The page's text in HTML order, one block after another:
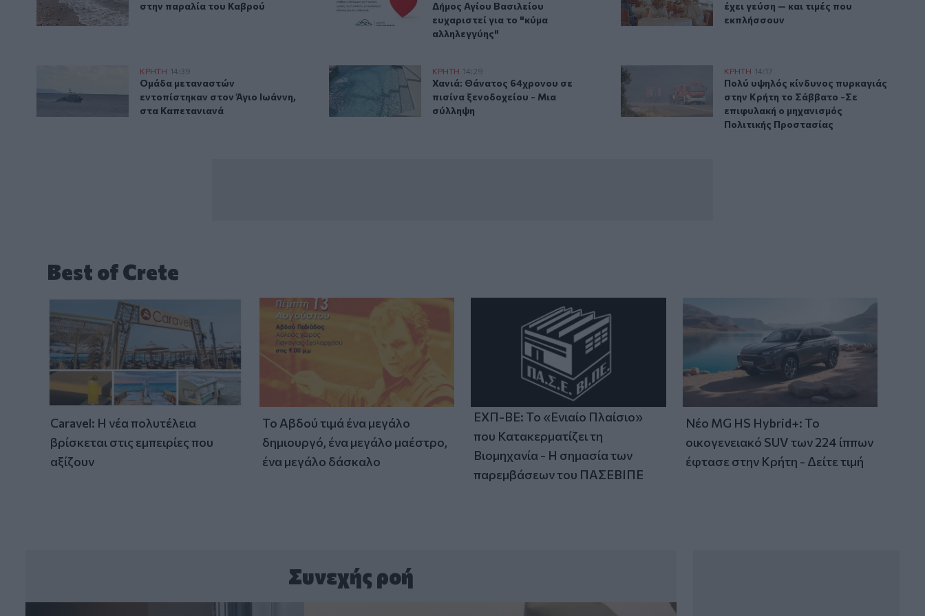
Δήμος Πέλλας: Κλείνουν προσωρινά
όλες οι παιδικές χαρές
στην παραλία του Καβρού
Δήμος Αγίου Βασιλείου
ευχαριστεί για το "κύμα
αλληλεγγύης"
έχει γεύση — και τιμές που
εκπλήσσουν
Νέο περιστατικό με μετανάστες - 57 άτομα εντοπίστηκαν στον Άγιο Ιωάννη, στα Καπετανιανά
ΚΡΗΤΗ 14:39
Ομάδα μεταναστών εντοπίστηκαν στον Άγιο Ιωάννη, στα Καπετανιανά
Ομάδα μεταναστών
εντοπίστηκαν στον Άγιο Ιωάννη,
στα Καπετανιανά
Χανιά: Θάνατος 64χρονου σε πισίνα ξενοδοχείου - Μια σύλληψη
ΚΡΗΤΗ 14:29
Χανιά: Θάνατος 64χρονου σε πισίνα ξενοδοχείου - Μια σύλληψη
Χανιά: Θάνατος 64χρονου σε
πισίνα ξενοδοχείου - Μια
σύλληψη
Πολύ υψηλός κίνδυνος πυρκαγιάς στην Κρήτη το Σάββατο
ΚΡΗΤΗ 14:17
Πολύ υψηλός κίνδυνος πυρκαγιάς
Πολύ υψηλός κίνδυνος πυρκαγιάς
στην Κρήτη το Σάββατο -Σε
επιφυλακή ο μηχανισμός
Πολιτικής Προστασίας
Best of Crete
Caravel: Η νέα πολυτέλεια
βρίσκεται στις εμπειρίες που
αξίζουν
Το Αβδού τιμά ένα μεγάλο
δημιουργό, ένα μεγάλο μαέστρο,
ένα μεγάλο δάσκαλο
ΕΧΠ-ΒΕ: Το «Ενιαίο Πλαίσιο»
που Κατακερματίζει τη
Βιομηχανία - Η σημασία των
παρεμβάσεων του ΠΑΣΕΒΙΠΕ
Νέο MG HS Hybrid+: Το
οικογενειακό SUV των 224 ίππων
έφτασε στην Κρήτη - Δείτε τιμή
Συνεχής ροή